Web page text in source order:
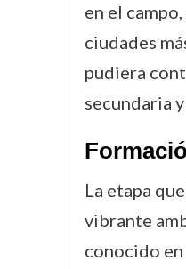
en el
ciudades
pudiera
secundaria
La etapa
vibrante
conocido en